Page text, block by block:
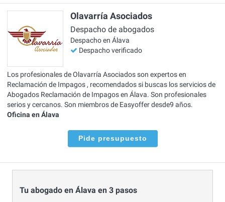
Olavarría Asociados
Despacho de abogados
Despacho en Álava
Despacho verificado
Los profesionales de Olavarría Asociados son expertos en
Reclamación de Impagos , recomendados si buscas los servicios de
Abogados Reclamación de Impagos en Álava. Son profesionales
serios y cercanos. Son miembros de Easyoffer desde9 años.
Oficina en Álava
Pide presupuesto
Tu abogado en Álava en 3 pasos